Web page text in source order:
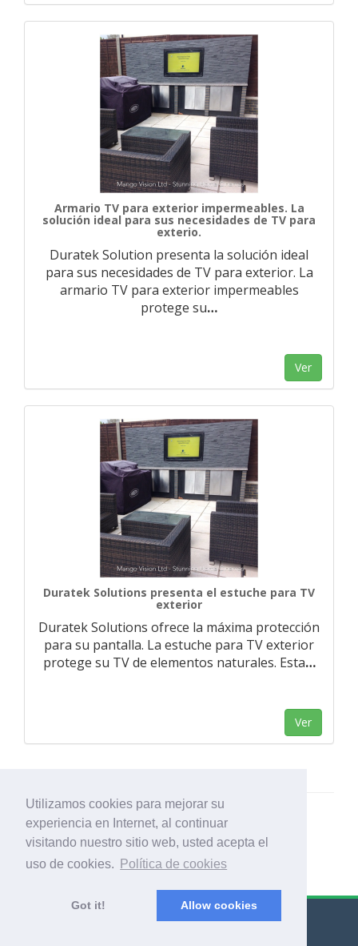
Utilizamos cookies para mejorar su
experiencia en Internet, al continuar
visitando nuestro sitio web, usted acepta el
uso de cookies.
Política de cookies
Got it! Allow cookies
Armario TV para exterior impermeables. La
solución ideal para sus necesidades de TV para
exterio.
Duratek Solution presenta la solución ideal
para sus necesidades de TV para exterior. La
armario TV para exterior impermeables
protege su…
Ver
Duratek Solutions presenta el estuche para TV
exterior
Duratek Solutions ofrece la máxima protección
para su pantalla. La estuche para TV exterior
protege su TV de elementos naturales. Esta…
Ver
© Export Worldwide 2026